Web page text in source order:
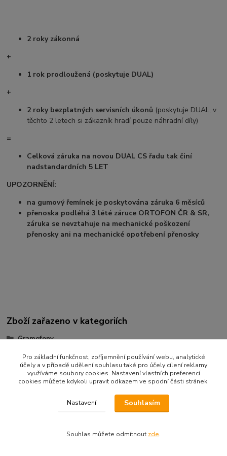
2 roky zákonná
+
1 rok prodloužená (poskytuje DUAL)
+
2 roky bezplatných servisních úkonů (poskytuje DUAL, v
těchto 2 letech si zákazník hradí pouze náhradní díly)
=
Celková záruka na novou DUAL CS řadu tak činí
nadstandardních 5 LET
UPOZORNĚNÍ:
na gumový řemínek je poskytována záruka 6 měsíců
přenoska podléhá 3 lété záruce ORTOFON ČR & SR,
záruka se nevztahuje na mechanické poškození
přenosky ani na mechanické opotřebení přenosky
Zboží zařazeno v kategoriích
Gramofony
DUAL
CS LINE
Pro základní funkčnost, zpříjemnění používání webu, analytické
účely a v případě udělení souhlasu také pro účely cílení reklamy
využíváme soubory cookies. Nastavení vlastních preferencí
cookies můžete kdykoli upravit odkazem ve spodní části stránek.
Nastavení Souhlasím
Souhlas můžete odmítnout zde.